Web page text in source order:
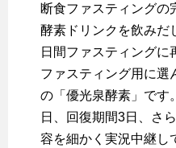
断食ファスティングの
酵素ドリンクを飲みだ
日間ファスティングに
ファスティング用に選
の「優光泉酵素」です
日、回復期間3日、さ
容を細かく実況中継し